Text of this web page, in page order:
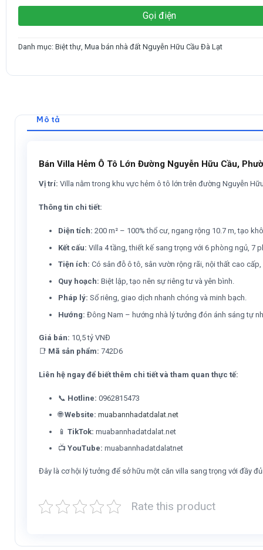
Gọi điện
Danh mục:Biệt thự ,Mua bán nhà đất Nguyễn Hữu Cầu Đà Lạt
Mô tả
Bán Villa Hẻm Ô Tô Lớn Đường Nguyễn Hữu Cầu,
Vị trí: Villa nằm trong khu vực hẻm ô tô lớn trên đường Nguyễn
Thông tin chi tiết:
Diện tích: 200 m² – 100% thổ cư, ngang rộng 10.7 m, tạo
Kết cấu: Villa 4 tầng, thiết kế sang trọng với 6 phòng ngủ, 7
Tiện ích: Có sân đỗ ô tô, sân vườn rộng rãi, nội thất cao
Quy hoạch: Biệt lập, tạo nên sự riêng tư và yên bình.
Pháp lý: Sổ riêng, giao dịch nhanh chóng và minh bạch.
Hướng: Đông Nam – hướng nhà lý tưởng đón ánh sáng tự
Giá bán: 10,5 tỷ VNĐ
📑 Mã sản phẩm: 742D6
Liên hệ ngay để biết thêm chi tiết và tham quan thực tế:
📞 Hotline: 0962815473
🌐Website: muabannhadatdalat.net
📱TikTok: muabannhadatdalat.net
📺YouTube: muabannhadatdalatnet
Đây là cơ hội lý tưởng để sở hữu một căn villa sang trọng với đầy
Rate this product